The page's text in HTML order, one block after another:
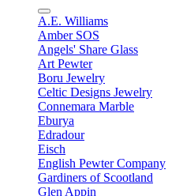
A.E. Williams
Amber SOS
Angels' Share Glass
Art Pewter
Boru Jewelry
Celtic Designs Jewelry
Connemara Marble
Eburya
Edradour
Eisch
English Pewter Company
Gardiners of Scootland
Glen Appin